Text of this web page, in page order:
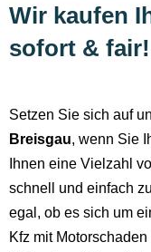
Wir kaufen
sofort & fair!
Setzen Sie sich auf
Breisgau, wenn Sie
Ihnen eine Vielzahl
schnell und einfach
egal, ob es sich um
Kfz mit